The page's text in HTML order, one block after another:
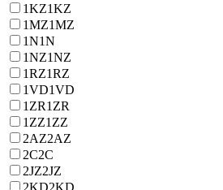
1KZ1KZ
1MZ1MZ
1N1N
1NZ1NZ
1RZ1RZ
1VD1VD
1ZR1ZR
1ZZ1ZZ
2AZ2AZ
2C2C
2JZ2JZ
2KD2KD